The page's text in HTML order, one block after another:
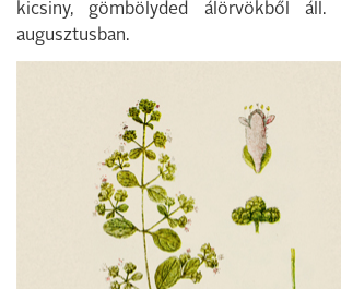
kicsiny, gömbölyded álörvökből áll.
augusztusban.